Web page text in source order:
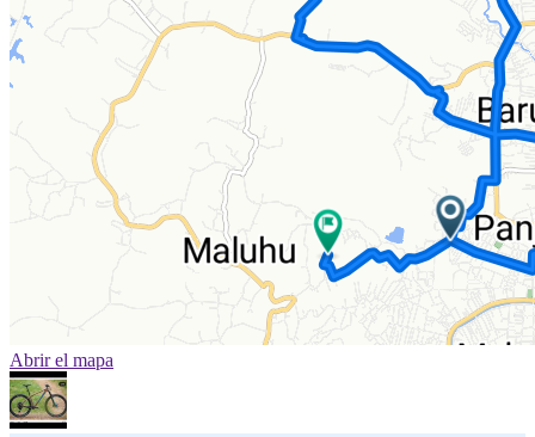
Abrir el mapa